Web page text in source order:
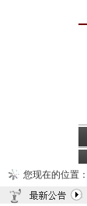
您现在的位置：